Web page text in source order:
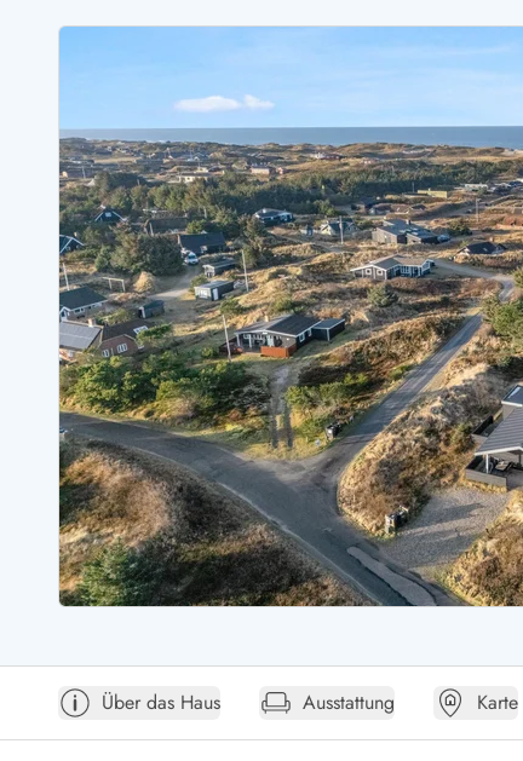
Ferienhäuser neu gebaut
Ferienhäuser Nicht-Raucher
Ferienhäuser mit Aussicht
Ferienhäuser mit Whirlpool
Ferienhäuser mit Freitagswechsel
Ferienhäuser für Angler
Luxus
Ferienhäuser BjerregardFerienhäuser BlavandFerienhäuser
Ferienhäuser Argab
Ferienhäuser in Arrild
Ferienhäuser Bjerregard
Ferienhäuser Blavand
Ferienhäuser Bork Havn
Ferienhäuser Fjand
Ferienhäuser Fanö
Ferienhäuser Graerup Strand
Ferienhäuser Haurvig
Ferienhäuser Henne Strand
Öffnungszeiten
Anreise
Über das Haus Ausstattung Karte